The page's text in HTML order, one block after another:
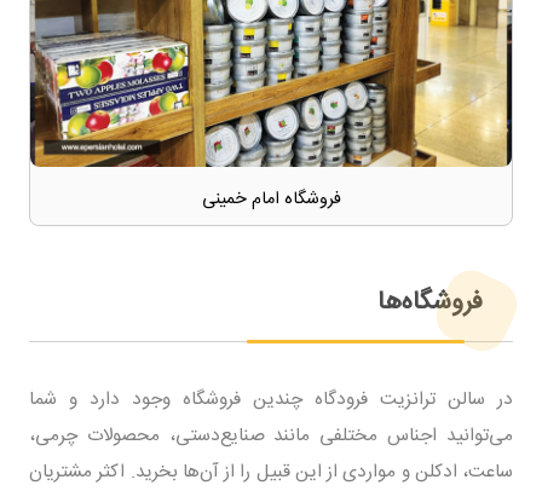
فروشگاه امام خمینی
فروشگاه‌ها
در سالن ترانزیت فرودگاه چندین فروشگاه وجود دارد و شما
می‌توانید اجناس مختلفی مانند صنایع‌دستی، محصولات چرمی،
ساعت، ادکلن و مواردی از این قبیل را از آن‌ها بخرید. اکثر مشتریان